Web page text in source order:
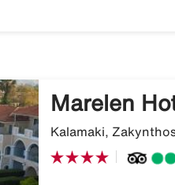
Marelen
Kalamaki,